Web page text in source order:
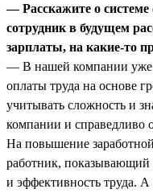
— Расскажите о
сотрудник в будущем
зарплаты, на какие-то
— В нашей компании уже
оплаты труда на основе
учитывать сложность и
компании и справедливо
На повышение
работник, показывающий
и эффективность труда.